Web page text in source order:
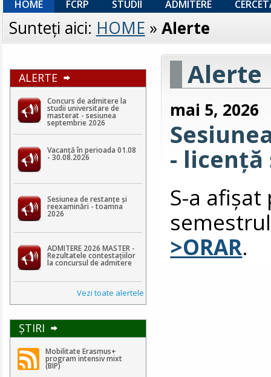
HOME FCRP STUDII ADMITERE
Sunteţi aici: HOME » Alerte
ALERTE
Concurs de admitere la
studii universitare de
masterat - sesiunea
septembrie 2026
Vacanță în perioada 01.08
- 30.08.2026
Sesiunea de restanțe și
reexaminări - toamna
2026
ADMITERE 2026 MASTER -
Rezultatele contestaţiilor
la concursul de admitere
Vezi toate alertele
ŞTIRI
Mobilitate Erasmus+
program intensiv mixt
(BIP)
Alerte
mai 5, 2026
- licență
S-a
>ORAR.